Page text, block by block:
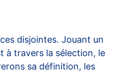
disjointes. Jouant un
à travers la sélection, le
sa définition, les